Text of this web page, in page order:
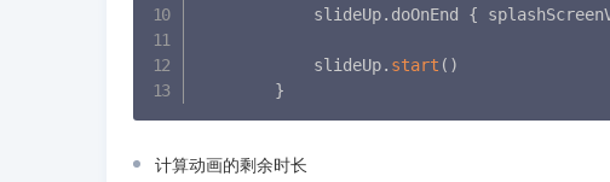
            slideUp
. doOnEnd {
            slideUp
. start ( )
}
计算动画的剩余时长